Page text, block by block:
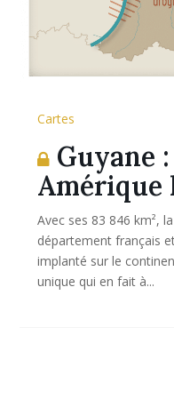
Cartes
Guyane
Amérique
Avec ses 83 846 km²,
département français
implanté sur le
unique qui en fait à...